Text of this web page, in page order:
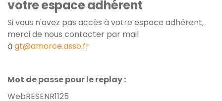
votre espace adhérent
Si vous n'avez pas accès à votre espace adhérent,
merci de nous contacter par mail
à gt@amorce.asso.fr
Mot de passe pour le replay :
WebRESENR1125